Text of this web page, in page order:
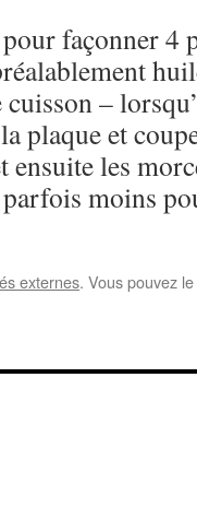
façonner 4
–
plaque et
ensuite les
moins
externes. Vous pouvez